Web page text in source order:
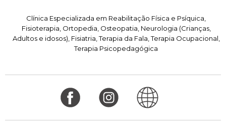
Clínica Especializada em Reabilitação Física e Psíquica,
Fisioterapia, Ortopedia, Osteopatia, Neurologia (Crianças,
Adultos e idosos), Fisiatria, Terapia da Fala, Terapia Ocupacional,
Terapia Psicopedagógica